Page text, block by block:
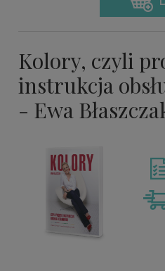
Kolory, czyli
instrukcja
- Ewa